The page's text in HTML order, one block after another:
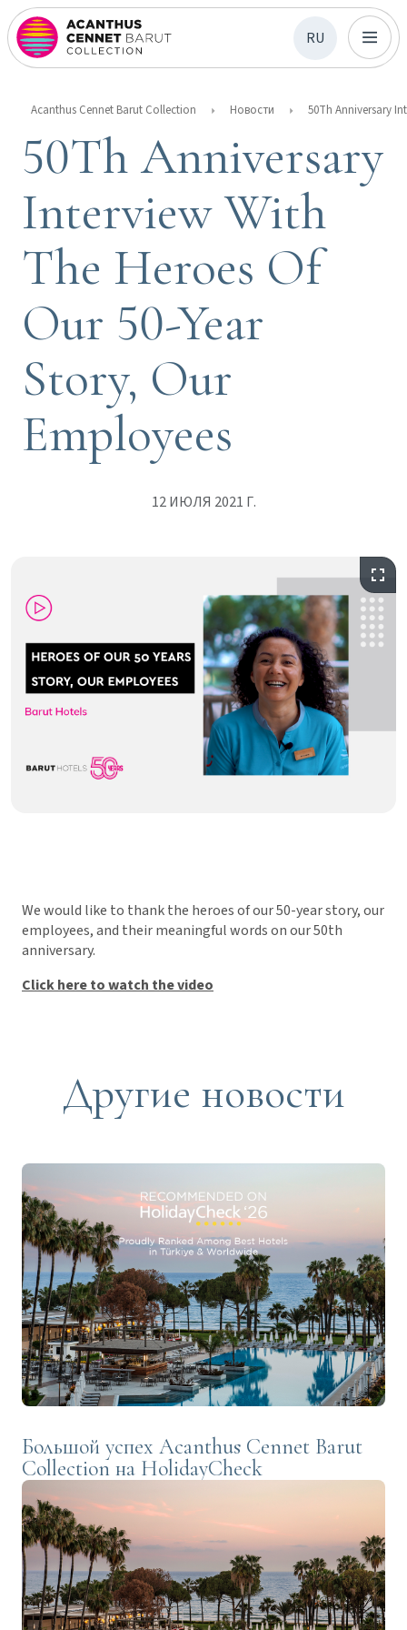
RU
Acanthus Cennet Barut Collection Новости
50Th Anniversary
Interview With
The Heroes Of
Our 50-Year
Story, Our
Employees
12 ИЮЛЯ 2021 Г.
We would like to thank the heroes of our 50-year story, our
employees, and their meaningful words on our 50th
anniversary.
Click here to watch the video
Другие новости
Большой успех Acanthus Cennet Barut
Collection на HolidayCheck